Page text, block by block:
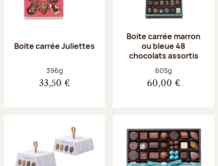
Boite carrée Juliettes
Poids net :
396g
33,50 €
Boite carrée marron
ou bleue 48
chocolats assortis
Poids net :
605g
60,00 €